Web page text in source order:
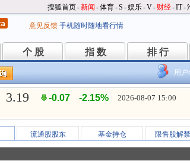
搜狐首页-新闻 -体育-S -娱乐-V- 财经-IT-
意见反馈 手机随时随地看行情
个 股
个 股 指 数
指 数 排 行
排 行
用户
3.19 -0.07 -2.15% 2026-08-07 15:00
流通股股东 基金持仓 限售股解